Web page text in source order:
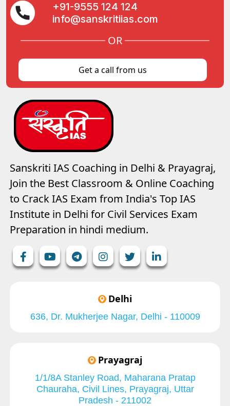
+91-9555 124 124
info@sanskritiias.com
OR
Get a call from us
Sanskriti IAS Coaching in Delhi & Prayagraj,
Join the Best Classroom & Online Coaching
to Crack IAS Exam from India's Top IAS
Institute in Delhi for Civil Services Exam
Preparation in hindi medium.
Delhi
636, Dr. Mukherjee Nagar, Delhi - 110009
Prayagraj
1/1/8A Stanley Road, Maharana Pratap
Chauraha, Civil Lines, Prayagraj, Uttar
Pradesh - 211002